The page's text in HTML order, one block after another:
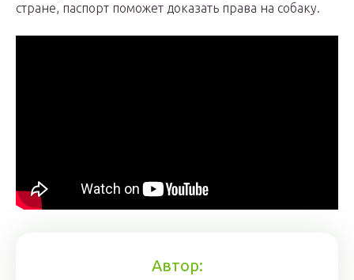
стране, паспорт поможет доказать права на собаку.
Автор: